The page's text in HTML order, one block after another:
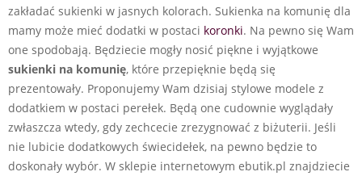
zakładać sukienki w jasnych kolorach. Sukienka na komunię dla
mamy może mieć dodatki w postaci koronki. Na pewno się Wam
one spodobają. Będziecie mogły nosić piękne i wyjątkowe
sukienki na komunię, które przepięknie będą się
prezentowały. Proponujemy Wam dzisiaj stylowe modele z
dodatkiem w postaci perełek. Będą one cudownie wyglądały
zwłaszcza wtedy, gdy zechcecie zrezygnować z biżuterii. Jeśli
nie lubicie dodatkowych świecidełek, na pewno będzie to
doskonały wybór. W sklepie internetowym ebutik.pl znajdziecie